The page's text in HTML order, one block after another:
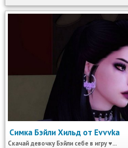
Симка Бэйли Хильд от Evvvka
Скачай девочку Бэйли себе в игру ♥...